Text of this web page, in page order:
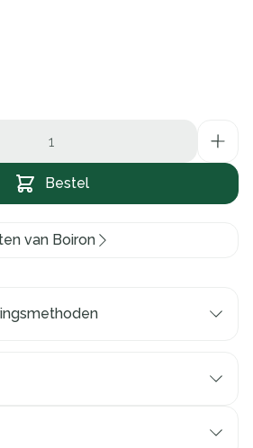
Bestel
van Boiron